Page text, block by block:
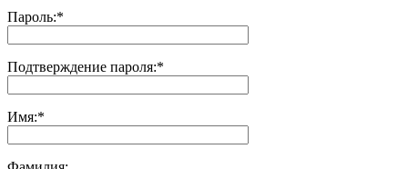
Пароль:*
Подтверждение пароля:*
Имя:*